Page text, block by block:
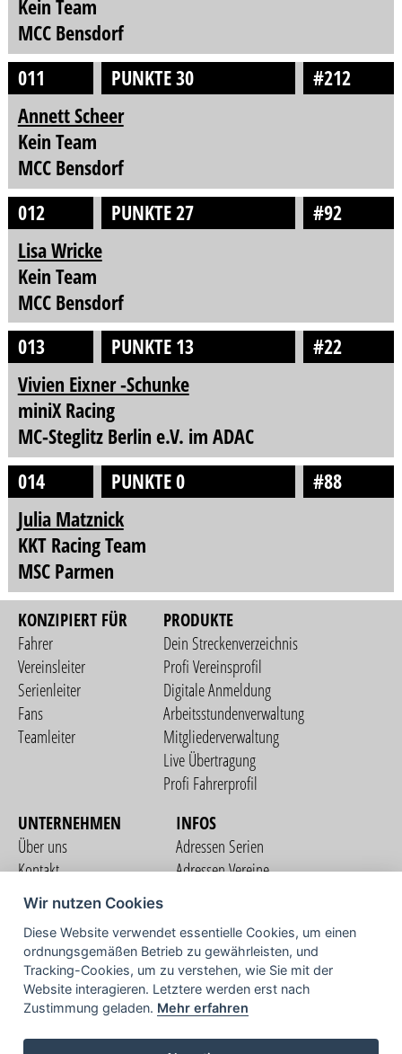
Kein Team
MCC Bensdorf
011
PUNKTE 30
#212
Annett Scheer
Kein Team
MCC Bensdorf
012
PUNKTE 27
#92
Lisa Wricke
Kein Team
MCC Bensdorf
013
PUNKTE 13
#22
Vivien Eixner -Schunke
miniX Racing
MC-Steglitz Berlin e.V. im ADAC
014
PUNKTE 0
#88
Julia Matznick
KKT Racing Team
MSC Parmen
KONZIPIERT FÜR
Fahrer
Vereinsleiter
Serienleiter
Fans
Teamleiter
PRODUKTE
Dein Streckenverzeichnis
Profi Vereinsprofil
Digitale Anmeldung
Arbeitsstundenverwaltung
Mitgliederverwaltung
Live Übertragung
Profi Fahrerprofil
UNTERNEHMEN
Über uns
Kontakt
Nutzungsbedingungen
Datenschutzerklärung
Impressum
INFOS
Adressen Serien
Adressen Vereine
COMMUNITY
TV
Wir nutzen Cookies
Diese Website verwendet essentielle Cookies, um einen
ordnungsgemäßen Betrieb zu gewährleisten, und
Tracking-Cookies, um zu verstehen, wie Sie mit der
Website interagieren. Letztere werden erst nach
Zustimmung geladen. Mehr erfahren